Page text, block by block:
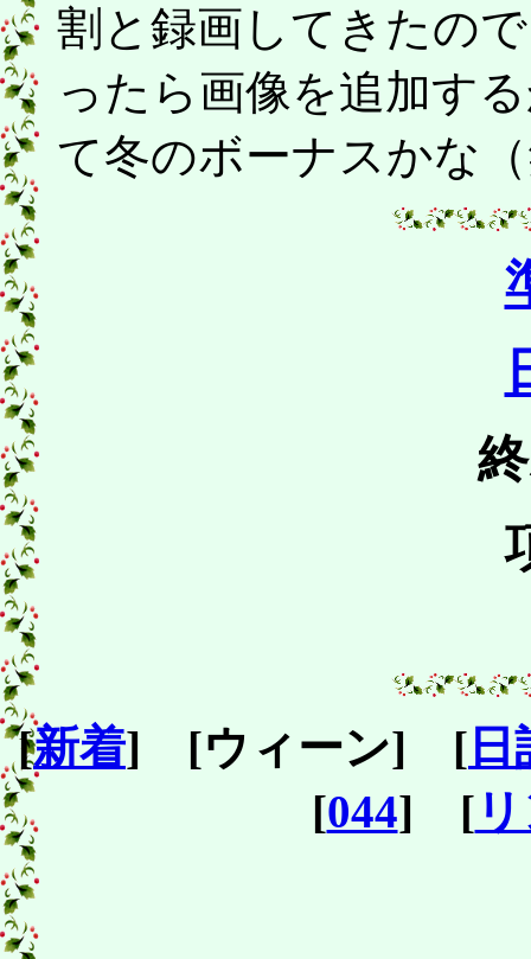
割と録画してきたの
ったら画像を追加す
て冬のボーナスかな
[新着] [ウィーン] [ 日
[044] [